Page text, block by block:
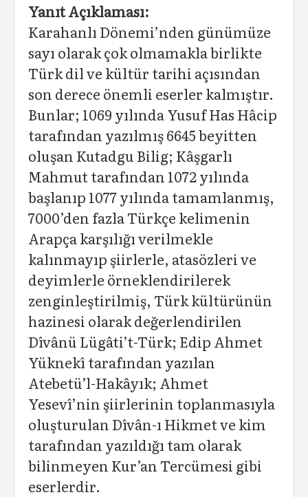
Yanıt Açıklaması:
Karahanlı Dönemi’nden günümüze
sayı olarak çok olmamakla birlikte
Türk dil ve kültür tarihi açısından
son derece önemli eserler kalmıştır.
Bunlar; 1069 yılında Yusuf Has Hâcip
tarafından yazılmış 6645 beyitten
oluşan Kutadgu Bilig; Kâşgarlı
Mahmut tarafından 1072 yılında
başlanıp 1077 yılında tamamlanmış,
7000’den fazla Türkçe kelimenin
Arapça karşılığı verilmekle
kalınmayıp şiirlerle, atasözleri ve
deyimlerle örneklendirilerek
zenginleştirilmiş, Türk kültürünün
hazinesi olarak değerlendirilen
Dîvânü Lügâti’t-Türk; Edip Ahmet
Yüknekî tarafından yazılan
Atebetü’l-Hakâyık; Ahmet
Yesevî’nin şiirlerinin toplanmasıyla
oluşturulan Dîvân-ı Hikmet ve kim
tarafından yazıldığı tam olarak
bilinmeyen Kur’an Tercümesi gibi
eserlerdir.